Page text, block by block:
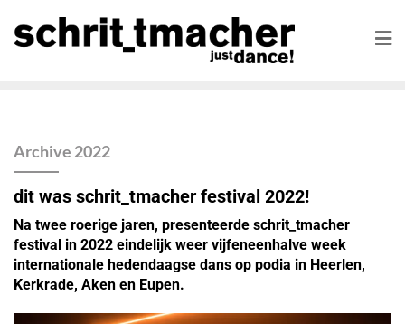
Archive 2022
dit was schrit_tmacher festival 2022!
Na twee roerige jaren, presenteerde schrit_tmacher
festival in 2022 eindelijk weer vijfeneenhalve week
internationale hedendaagse dans op podia in Heerlen,
Kerkrade, Aken en Eupen.